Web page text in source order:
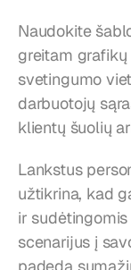
Naudokite
greitam
svetingumo
darbuotojų
klientų šuolių
Lankstus
užtikrina, kad
ir
scenarijus į